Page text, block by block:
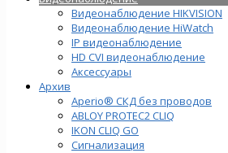
Видеонаблюдение HIKVISION
Видеонаблюдение HiWatch
IP видеонаблюдение
HD CVI видеонаблюдение
Аксессуары
Архив
Aperio® СКД без проводов
ABLOY PROTEC2 CLIQ
IKON CLIQ GO
Сигнализация